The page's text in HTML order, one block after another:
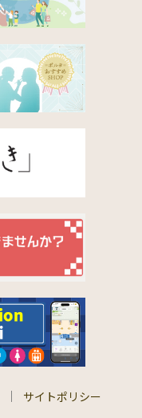
サイトポリシー